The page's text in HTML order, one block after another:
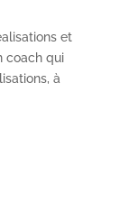
et
coach qui
à